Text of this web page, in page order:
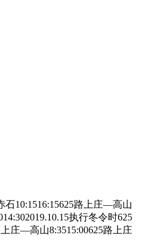
10:1516:15625路上庄—高山
执行冬令时625
庄—高山8:3515:00625路上庄